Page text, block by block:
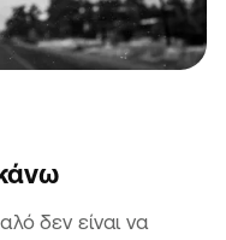
δεν είναι να